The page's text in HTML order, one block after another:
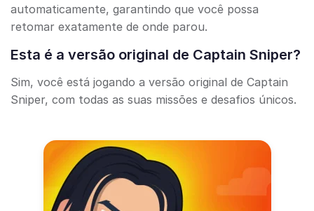
automaticamente, garantindo que você possa
retomar exatamente de onde parou.
Esta é a versão original de Captain Sniper?
Sim, você está jogando a versão original de Captain
Sniper, com todas as suas missões e desafios únicos.